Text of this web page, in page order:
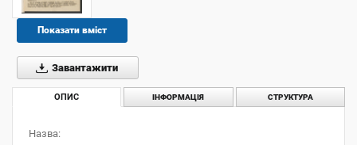
Показати вміст
Завантажити
ОПИС ІНФОРМАЦІЯ СТРУКТУРА
Назва: